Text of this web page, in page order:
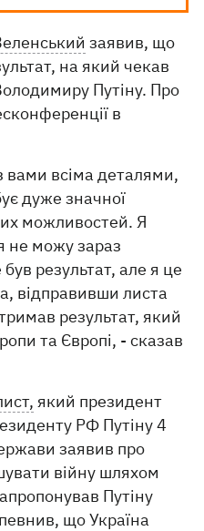
заявив, що
на який чекав
Путіну. Про
в
вами всіма деталями,
дуже значної
можливостей. Я
не можу зараз
результат, але я це
відправивши листа
результат, який
та Європі, - сказав
який президент
РФ Путіну 4
заявив про
війну шляхом
Путіну
що Україна